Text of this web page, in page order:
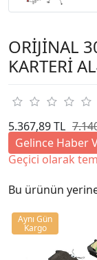
ORİJİNAL
KARTERİ
5.367,89 TL
Gelince Haber
Geçici olarak
Bu ürünün
Aynı Gün
Kargo